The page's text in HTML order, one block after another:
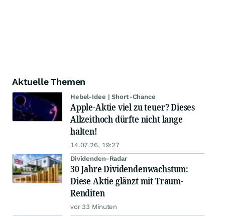
Aktuelle Themen
Hebel-Idee | Short-Chance
Apple-Aktie viel zu teuer? Dieses
Allzeithoch dürfte nicht lange
halten!
14.07.26, 19:27
Dividenden-Radar
30 Jahre Dividendenwachstum:
Diese Aktie glänzt mit Traum-
Renditen
vor 33 Minuten